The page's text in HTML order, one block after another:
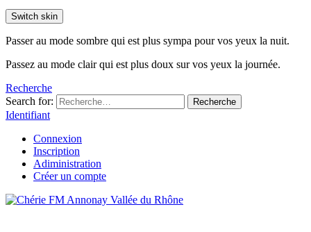
Switch skin
Passer au mode sombre qui est plus sympa pour vos yeux la nuit.
Passez au mode clair qui est plus doux sur vos yeux la journée.
Recherche
Search for:
Recherche
Identifiant
Connexion
Inscription
Adiministration
Créer un compte